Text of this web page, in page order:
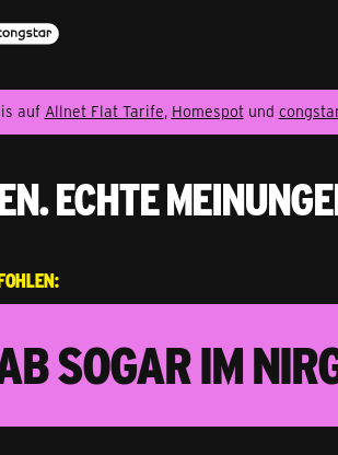
auf Allnet Flat Tarife, Homespotund
Echte
sogar im